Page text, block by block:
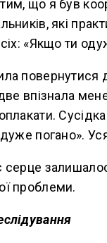
що я був
які
«Якщо ти
повернутися
впізнала
Сусідка
погано».
проблеми.